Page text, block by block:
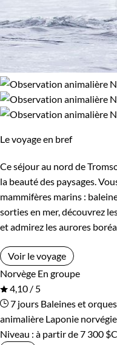
Le voyage en bref
Ce séjour au nord de
la beauté des paysages.
mammifères marins :
sorties en mer, découvrez
et admirez les aurores
Voir le voyage
Norvège En groupe
4,10 / 5
7 jours Baleines et
animalière Laponie
Niveau : à partir de7 300